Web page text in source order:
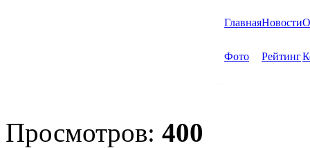
ГлавнаяНовости
Фото Рейтинг
Просмотров: 400